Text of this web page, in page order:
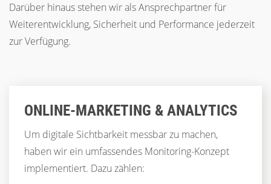
Darüber hinaus stehen wir als Ansprechpartner für
Weiterentwicklung, Sicherheit und Performance jederzeit
zur Verfügung.
ONLINE-MARKETING & ANALYTICS
Um digitale Sichtbarkeit messbar zu machen,
haben wir ein umfassendes Monitoring-Konzept
implementiert. Dazu zählen: